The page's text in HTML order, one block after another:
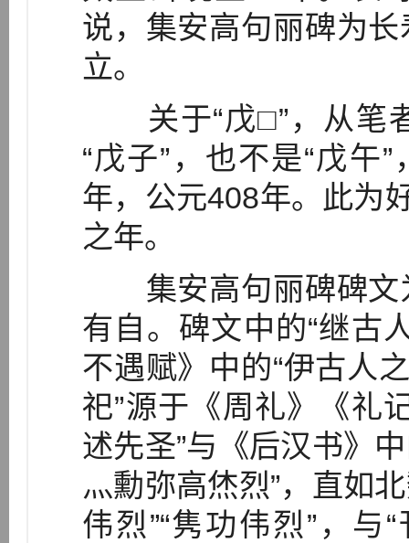
说，集安高句丽碑为
立。
关于“戊□”，从笔
“戊子”，也不是“戊午
年，公元408年。此为
之年。
集安高句丽碑碑文
有自。碑文中的“继古
不遇赋》中的“伊古人
祀”源于《周礼》《礼
述先圣”与《后汉书》
灬勳弥高烋烈”，直如
伟烈”“隽功伟烈”，与